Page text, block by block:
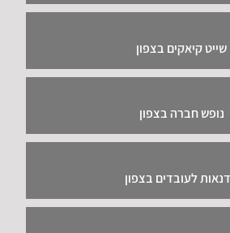
שייט קיאקים בצפון
נופש חברה בצפון
לעובדים בצפון